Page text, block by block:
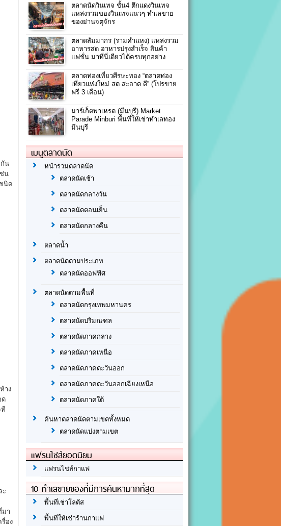
น
น
นิด
าง
ด
ที
ะ
มา
รื่อง
ตลาดนัดวินเทจ ชั้น4 ตึกแดงวินเทจ
แหล่งรวมของวินเทจแนวๆ ทำเลขาย
ของย่านจตุจักร
ตลาดสัมมากร (รามคำแหง) แหล่งรวม
อาหารสด อาหารปรุงสำเร็จ สินค้า
แฟชั่น มาที่นี่เดียวได้ครบทุกอย่าง
ตลาดท่องเที่ยวศีรษะทอง “ตลาดท่อง
เที่ยวแห่งใหม่ สด สะอาด ดี” (โปรขาย
ฟรี 3 เดือน)
มาร์เก็ตพาเหรด (มีนบุรี) Market
Parade Minburi พื้นที่ให้เช่าทำเลทอง
มีนบุรี
เมนูตลาดนัด
หน้ารวมตลาดนัด
ตลาดนัดเช้า
ตลาดนัดกลางวัน
ตลาดนัดตอนเย็น
ตลาดนัดกลางคืน
ตลาดน้ำ
ตลาดนัดตามประเภท
ตลาดนัดออฟฟิศ
ตลาดนัดตามพื้นที่
ตลาดนัดกรุงเทพมหานคร
ตลาดนัดปริมณฑล
ตลาดนัดภาคกลาง
ตลาดนัดภาคเหนือ
ตลาดนัดภาคตะวันออก
ตลาดนัดภาคตะวันออกเฉียงเหนือ
ตลาดนัดภาคใต้
ค้นหาตลาดนัดตามเขตทั้งหมด
ตลาดนัดแบ่งตามเขต
แฟรนไชส์ยอดนิยม
แฟรนไชส์กาแฟ
10 ทำเลขายของที่มีการค้นหามากที่สุด
พื้นที่เช่าโลตัส
พื้นที่ให้เช่าร้านกาแฟ